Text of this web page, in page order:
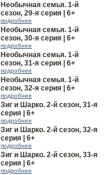
Необычная семья. 1-й
сезон, 29-я серия | 6+
подробнее
Необычная семья. 1-й
сезон, 30-я серия | 6+
подробнее
Необычная семья. 1-й
сезон, 31-я серия | 6+
подробнее
Необычная семья. 1-й
сезон, 32-я серия | 6+
подробнее
Зиг и Шарко. 2-й сезон, 31-я
серия | 6+
подробнее
Зиг и Шарко. 2-й сезон, 32-я
серия | 6+
подробнее
Зиг и Шарко. 2-й сезон, 33-я
серия | 6+
подробнее